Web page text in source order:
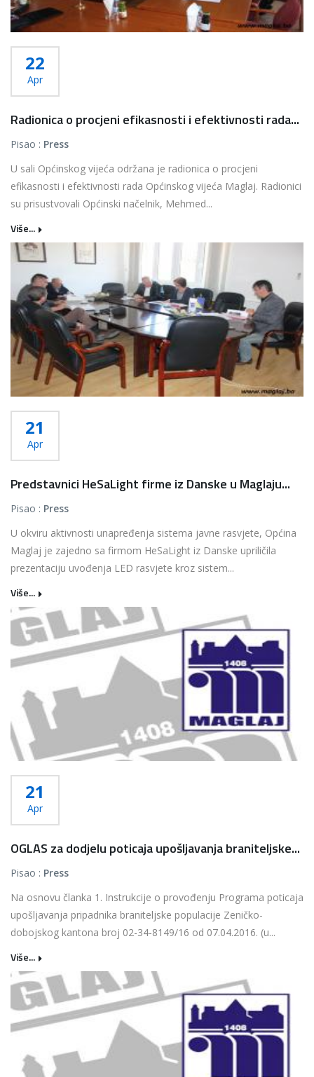
22
Apr
Radionica o procjeni efikasnosti i efektivnosti rada...
Pisao : Press
U sali Općinskog vijeća održana je radionica o procjeni
efikasnosti i efektivnosti rada Općinskog vijeća Maglaj. Radionici
su prisustvovali Općinski načelnik, Mehmed...
Više...
21
Apr
Predstavnici HeSaLight firme iz Danske u Maglaju...
Pisao : Press
U okviru aktivnosti unapređenja sistema javne rasvjete, Općina
Maglaj je zajedno sa firmom HeSaLight iz Danske upriličila
prezentaciju uvođenja LED rasvjete kroz sistem...
Više...
21
Apr
OGLAS za dodjelu poticaja upošljavanja braniteljske...
Pisao : Press
Na osnovu članka 1. Instrukcije o provođenju Programa poticaja
upošljavanja pripadnika braniteljske populacije Zeničko-
dobojskog kantona broj 02-34-8149/16 od 07.04.2016. (u...
Više...